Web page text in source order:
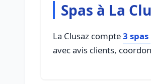
Spas à La
La Clusaz compte3 spas
avec avis clients,